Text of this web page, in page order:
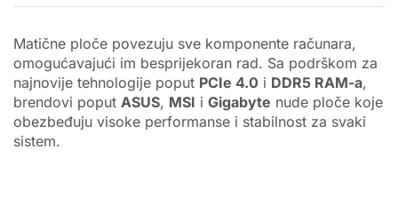
Matične ploče povezuju sve komponente računara,
omogućavajući im besprijekoran rad. Sa podrškom za
najnovije tehnologije poput PCIe 4.0 i DDR5 RAM-a,
brendovi poput ASUS, MSI i Gigabyte nude ploče koje
obezbeđuju visoke performanse i stabilnost za svaki
sistem.